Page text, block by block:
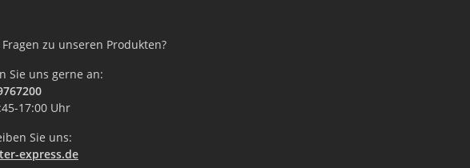
Fragen zu unseren Produkten?
Sie uns gerne an:
17:00 Uhr
Sie uns:
express.de